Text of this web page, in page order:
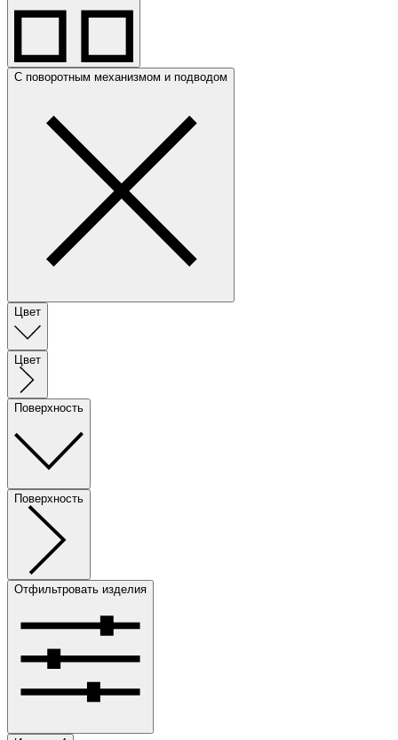
С поворотным механизмом и подводом
Цвет
Цвет
Поверхность
Поверхность
Отфильтровать изделия